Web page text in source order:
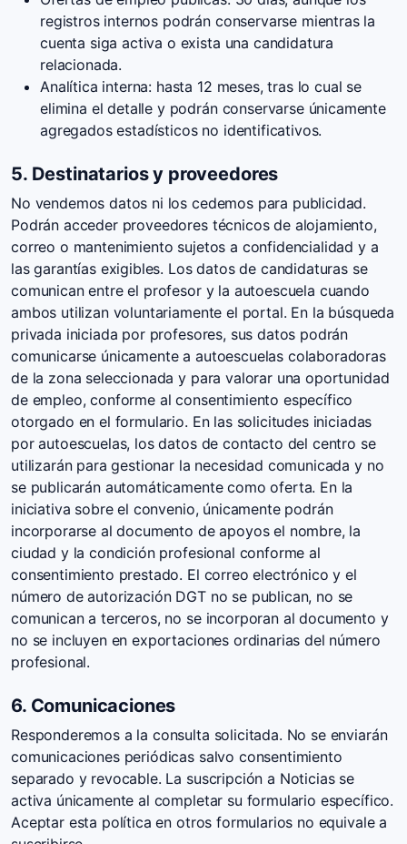
registros internos podrán conservarse mientras la
cuenta siga activa o exista una candidatura
relacionada.
Analítica interna: hasta 12 meses, tras lo cual se
elimina el detalle y podrán conservarse únicamente
agregados estadísticos no identificativos.
5. Destinatarios y proveedores
No vendemos datos ni los cedemos para publicidad.
Podrán acceder proveedores técnicos de alojamiento,
correo o mantenimiento sujetos a confidencialidad y a
las garantías exigibles. Los datos de candidaturas se
comunican entre el profesor y la autoescuela cuando
ambos utilizan voluntariamente el portal. En la búsqueda
privada iniciada por profesores, sus datos podrán
comunicarse únicamente a autoescuelas colaboradoras
de la zona seleccionada y para valorar una oportunidad
de empleo, conforme al consentimiento específico
otorgado en el formulario. En las solicitudes iniciadas
por autoescuelas, los datos de contacto del centro se
utilizarán para gestionar la necesidad comunicada y no
se publicarán automáticamente como oferta. En la
iniciativa sobre el convenio, únicamente podrán
incorporarse al documento de apoyos el nombre, la
ciudad y la condición profesional conforme al
consentimiento prestado. El correo electrónico y el
número de autorización DGT no se publican, no se
comunican a terceros, no se incorporan al documento y
no se incluyen en exportaciones ordinarias del número
profesional.
6. Comunicaciones
Responderemos a la consulta solicitada. No se enviarán
comunicaciones periódicas salvo consentimiento
separado y revocable. La suscripción a Noticias se
activa únicamente al completar su formulario específico.
Aceptar esta política en otros formularios no equivale a